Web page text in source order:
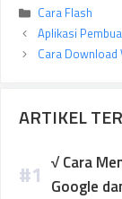
Kategori
Cara Flash
Aplikasi
Cara Download
ARTIKEL
√ Cara
Google